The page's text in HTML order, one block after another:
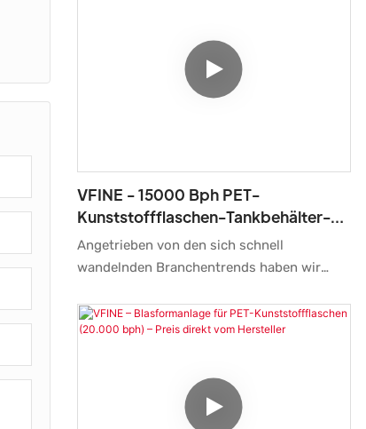
VFINE - 15000 Bph PET-
Kunststoffflaschen-Tankbehälter-
Blasformmaschine, Hergestellt In
China
Angetrieben von den sich schnell
wandelnden Branchentrends haben wir
kontinuierlich verbessert und modernisiert.
Dank dieser bewährten Eigenschaften spielt
Kunststoffflaschen (15.000 bph) eines
chinesischen Herstellers eine wichtige Rolle
im Bereich der Blasformmaschinen.